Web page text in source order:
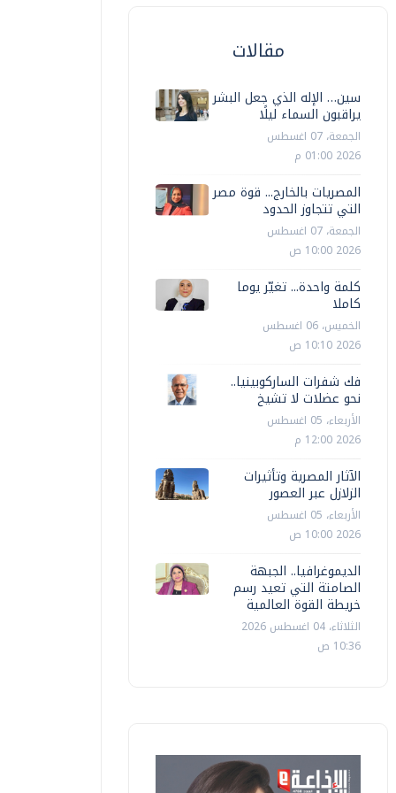
مقالات
سين… الإله الذي جعل البشر
يراقبون السماء ليلًا
الجمعة، 07 اغسطس
2026 01:00 م
المصريات بالخارج... قوة مصر
التي تتجاوز الحدود
الجمعة، 07 اغسطس
2026 10:00 ص
كلمة واحدة... تغيّر يوما
كاملا
الخميس، 06 اغسطس
2026 10:10 ص
فك شفرات الساركوبينيا..
نحو عضلات لا تشيخ
الأربعاء، 05 اغسطس
2026 12:00 م
الآثار المصرية وتأثيرات
الزلازل عبر العصور
الأربعاء، 05 اغسطس
2026 10:00 ص
الديموغرافيا.. الجبهة
الصامتة التي تعيد رسم
خريطة القوة العالمية
الثلاثاء، 04 اغسطس 2026
10:36 ص